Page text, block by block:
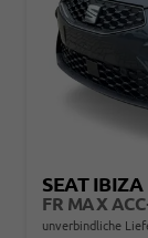
SEAT IBIZA
unverbindliche